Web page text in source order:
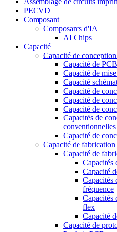
Assemblage de circuits
PECVD
Composant
Composants d'IA
AI Chips
Capacité
Capacité de
Capacité de
Capacité de
Capacité
Capacité de
Capacité de
Capacité de
Capacités de
conventionnelles
Capacité de
Capacité de fabrication
Capacité de
Capacités
Capacité
Capacités
fréquence
Capacités
flex
Capacité
Capacité de